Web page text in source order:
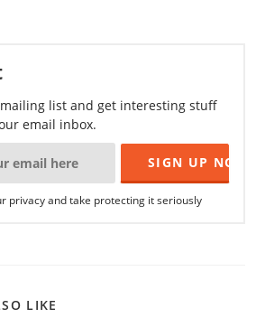
list and get interesting stuff
email inbox.
privacy and take protecting it seriously
LIKE